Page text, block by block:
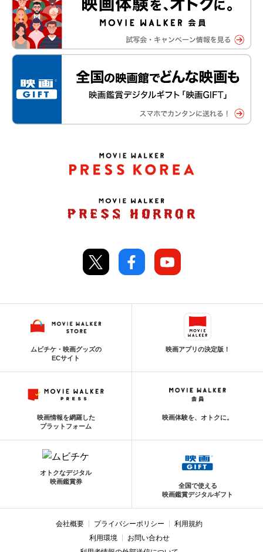
ムビチケ・映画グッズの
ECサイト
映画アプリの決定版！
映画情報を網羅した
プラットフォーム
映画体験を、オトクに。
オトクなデジタル
映画鑑賞券
全国で使える
映画鑑賞デジタルギフト
会社概要 プライバシーポリシー
利用規約
利用環境
お問い合わせ